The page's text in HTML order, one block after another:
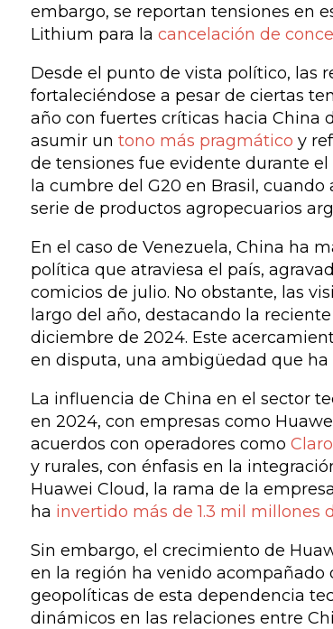
embargo, se reportan tensiones en
Lithium para la cancelación de
Desde el punto de vista político, las
fortaleciéndose a pesar de ciertas
año con fuertes críticas hacia China
asumir un tono más pragmático y
de tensiones fue evidente durante
la cumbre del G20 en Brasil, cuando
serie de productos agropecuarios
En el caso de Venezuela, China ha
política que atraviesa el país,
comicios de julio. No obstante, las
largo del año, destacando la reciente
diciembre de 2024. Este
en disputa, una ambigüedad que
La influencia de China en el sector
en 2024, con empresas como
acuerdos con operadores como Claro
y rurales, con énfasis en la
Huawei Cloud, la rama de la
ha invertido más de 1.3 mil millones
Sin embargo, el crecimiento de
en la región ha venido acompañado
geopolíticas de esta dependencia
dinámicos en las relaciones entre